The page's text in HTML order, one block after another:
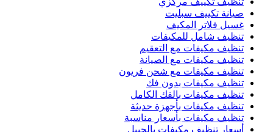
صيانة تكييف سبليت
غسيل فلاتر المكيف
تنظيف شامل للمكيفات
تنظيف مكيفات مع التعقيم
تنظيف مكيفات مع الصيانة
تنظيف مكيفات مع شحن فريون
تنظيف مكيفات بدون فك
تنظيف مكيفات بالفك الكامل
تنظيف مكيفات بأجهزة حديثة
تنظيف مكيفات بأسعار مناسبة
أسعار تنظيف مكيفات بالجبيل